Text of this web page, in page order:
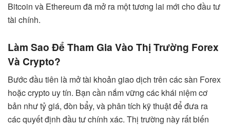
Bitcoin và Ethereum đã mở ra một tương lai mới cho đầu tư
tài chính.
Làm Sao Để Tham Gia Vào Thị Trường Forex
Và Crypto?
Bước đầu tiên là mở tài khoản giao dịch trên các sàn Forex
hoặc crypto uy tín. Bạn cần nắm vững các khái niệm cơ
bản như tỷ giá, đòn bẩy, và phân tích kỹ thuật để đưa ra
các quyết định đầu tư chính xác. Thị trường này rất biến